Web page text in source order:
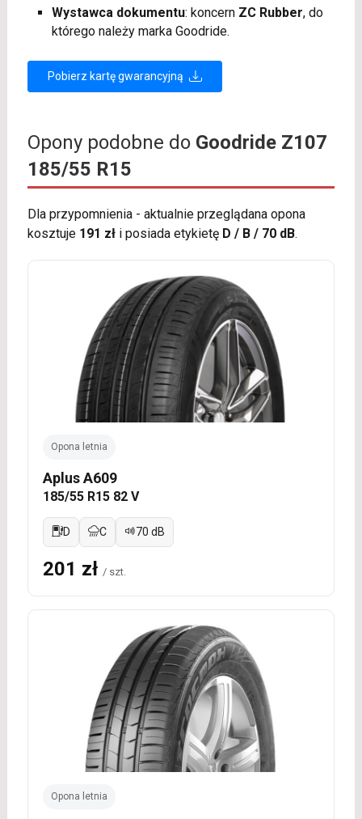
Wystawca dokumentu: koncern ZC Rubber, do
którego należy marka Goodride.
Pobierz kartę gwarancyjną
Opony podobne do Goodride Z107
185/55 R15
Dla przypomnienia - aktualnie przeglądana opona
kosztuje 191 złi posiada etykietę D / B / 70 dB.
Opona letnia
Aplus A609
185/55 R15 82 V
D C 70 dB
201 zł / szt.
Opona letnia